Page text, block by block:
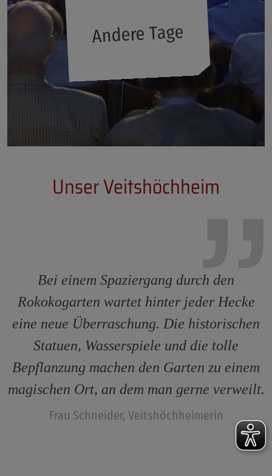
Andere Tage
Unser Veitshöchheim
Bei einem Spaziergang durch den
Rokokogarten wartet hinter jeder Hecke
eine neue Überraschung. Die historischen
Statuen, Wasserspiele und die tolle
Bepflanzung machen den Garten zu einem
magischen Ort, an dem man gerne verweilt.
Frau Schneider, Veitshöchheimerin